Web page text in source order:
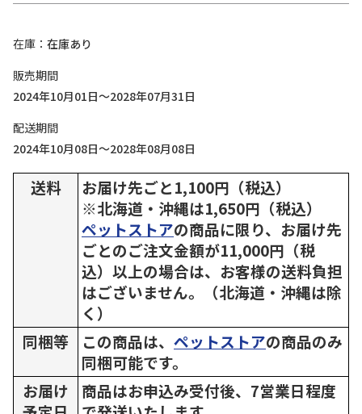
在庫
在庫あり
販売期間
2024年10月01日～2028年07月31日
配送期間
2024年10月08日～2028年08月08日
送料
お届け先ごと1,100円（税込）
※北海道・沖縄は1,650円（税込）
ペットストアの商品に限り、お届け先
ごとのご注文金額が11,000円（税
込）以上の場合は、お客様の送料負担
はございません。（北海道・沖縄は除
く）
同梱等
この商品は、 ペットストアの商品のみ
同梱可能です。
お届け
商品はお申込み受付後、7営業日程度